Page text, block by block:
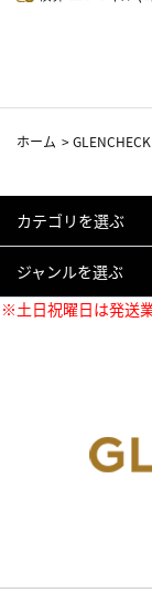
ホーム >
カテゴリを選ぶ
ジャンルを選ぶ
※土日祝曜日は発送